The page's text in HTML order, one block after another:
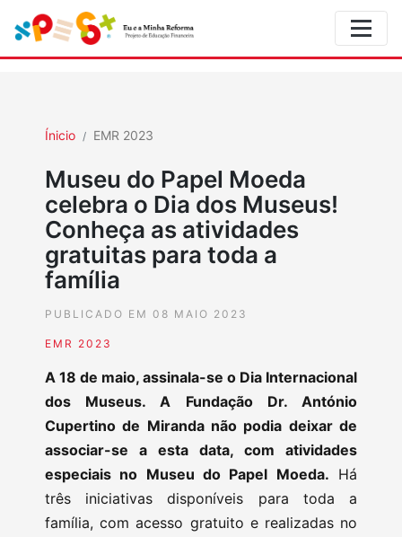
Ínicio EMR 2023
Museu do Papel Moeda
celebra o Dia dos Museus!
Conheça as atividades
gratuitas para toda a
família
PUBLICADO EM 08 MAIO 2023
EMR 2023
A 18 de maio, assinala-se o Dia Internacional
dos Museus. A Fundação Dr. António
Cupertino de Miranda não podia deixar de
associar-se a esta data, com atividades
especiais no Museu do Papel Moeda. Há
três iniciativas disponíveis para toda a
família, com acesso gratuito e realizadas no